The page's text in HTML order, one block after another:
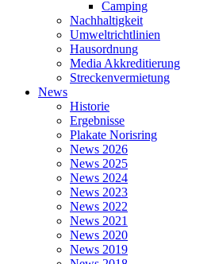
Camping
Nachhaltigkeit
Umweltrichtlinien
Hausordnung
Media Akkreditierung
Streckenvermietung
News
Historie
Ergebnisse
Plakate Norisring
News 2026
News 2025
News 2024
News 2023
News 2022
News 2021
News 2020
News 2019